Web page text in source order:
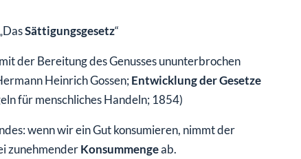
Sättigungsgesetz“
der Bereitung des Genusses ununterbrochen
Heinrich Gossen;Entwicklung der Gesetze
für menschliches Handeln; 1854)
wenn wir ein Gut konsumieren, nimmt der
zunehmenderKonsummengeab.